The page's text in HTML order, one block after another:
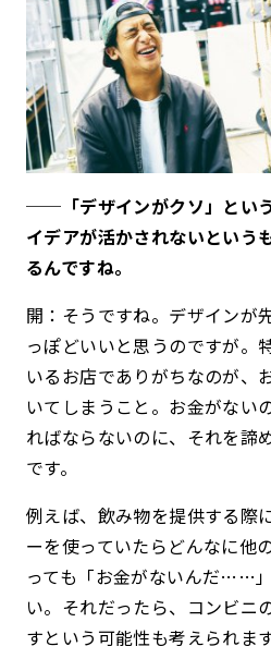
──「デザインがクソ」とい
イデアが活かされないという
るんですね。
開：そうですね。デザインが
っぽどいいと思うのですが。
いるお店でありがちなのが、
いてしまうこと。お金がない
ればならないのに、それを諦
です。
例えば、飲み物を提供する際
ーを使っていたらどんなに他
っても「お金がないんだ……
い。それだったら、コンビニ
すという可能性も考えられま